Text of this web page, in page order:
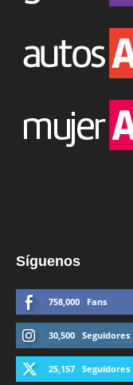
Síguenos
758,000 Fans
30,500 Seguidores
25,157 Seguidores